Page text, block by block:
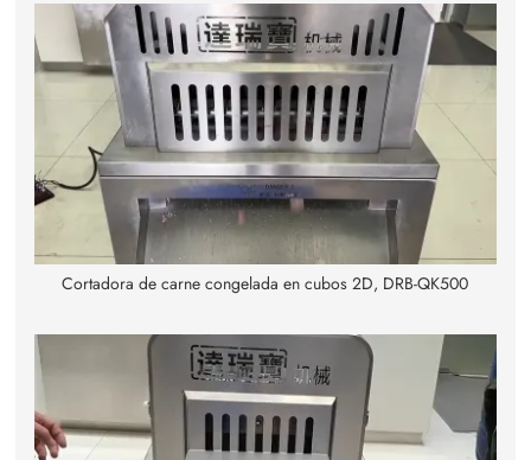
Cortadora de carne congelada en cubos 2D, DRB-QK500